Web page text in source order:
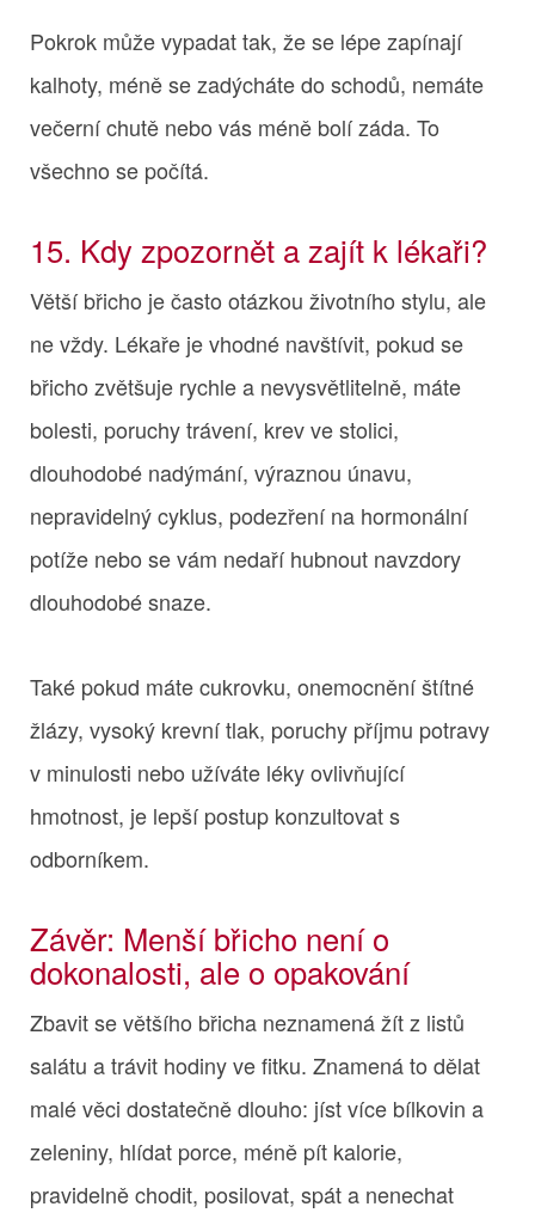
Pokrok může vypadat tak, že se lépe zapínají
kalhoty, méně se zadýcháte do schodů, nemáte
večerní chutě nebo vás méně bolí záda. To
všechno se počítá.
15. Kdy zpozornět a zajít k lékaři?
Větší břicho je často otázkou životního stylu, ale
ne vždy. Lékaře je vhodné navštívit, pokud se
břicho zvětšuje rychle a nevysvětlitelně, máte
bolesti, poruchy trávení, krev ve stolici,
dlouhodobé nadýmání, výraznou únavu,
nepravidelný cyklus, podezření na hormonální
potíže nebo se vám nedaří hubnout navzdory
dlouhodobé snaze.
Také pokud máte cukrovku, onemocnění štítné
žlázy, vysoký krevní tlak, poruchy příjmu potravy
v minulosti nebo užíváte léky ovlivňující
hmotnost, je lepší postup konzultovat s
odborníkem.
Závěr: Menší břicho není o
dokonalosti, ale o opakování
Zbavit se většího břicha neznamená žít z listů
salátu a trávit hodiny ve fitku. Znamená to dělat
malé věci dostatečně dlouho: jíst více bílkovin a
zeleniny, hlídat porce, méně pít kalorie,
pravidelně chodit, posilovat, spát a nenechat